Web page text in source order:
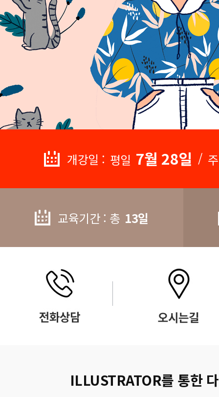
개강일 : 평일 7월 28일 /
교육기간 : 총 13일
ILLUSTRATOR를 통한